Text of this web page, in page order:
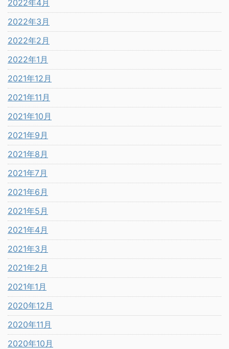
2022年4月
2022年3月
2022年2月
2022年1月
2021年12月
2021年11月
2021年10月
2021年9月
2021年8月
2021年7月
2021年6月
2021年5月
2021年4月
2021年3月
2021年2月
2021年1月
2020年12月
2020年11月
2020年10月